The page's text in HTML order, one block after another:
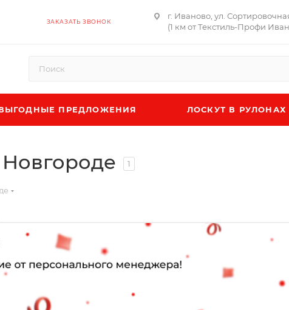
ЗАКАЗАТЬ ЗВОНОК
г. Иваново, ул.
(1 км от Текстиль-Профи
ПРЕДЛОЖЕНИЯ ЛОСКУТ В РУЛОНАХ
1